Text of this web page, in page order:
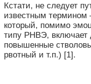
Кстати, не следует
известным
который, помимо
типу РНВЭ,
повышенные
рвотный и т.п.) [1].